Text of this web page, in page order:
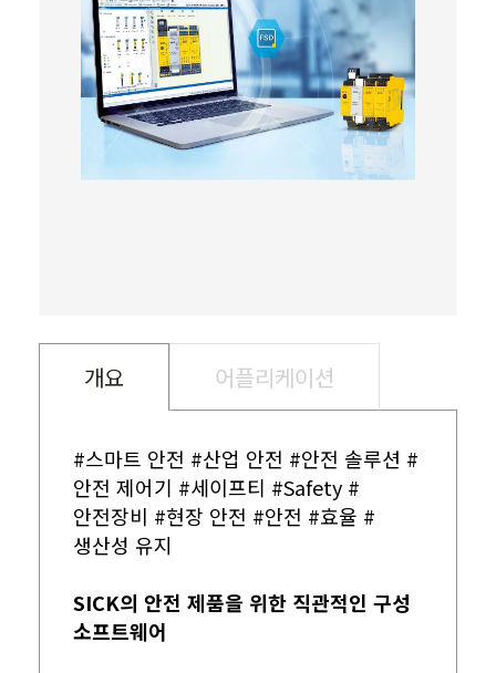
개요 어플리케이션
#스마트 안전 #산업 안전 #안전 솔루션 #
안전 제어기 #세이프티 #Safety #
안전장비 #현장 안전 #안전 #효율 #
생산성 유지
SICK의 안전 제품을 위한 직관적인 구성
소프트웨어